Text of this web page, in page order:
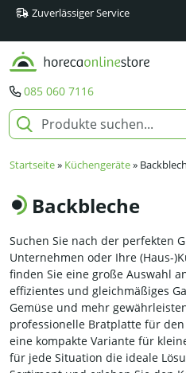
Zuverlässiger Service
085 060 7116
Startseite» Küchengeräte»
Backbleche
Suchen Sie nach der perfekten
Unternehmen oder Ihre (Haus-
finden Sie eine große Auswahl
effizientes und gleichmäßiges
Gemüse und mehr
professionelle Bratplatte für
eine kompakte Variante für
für jede Situation die ideale